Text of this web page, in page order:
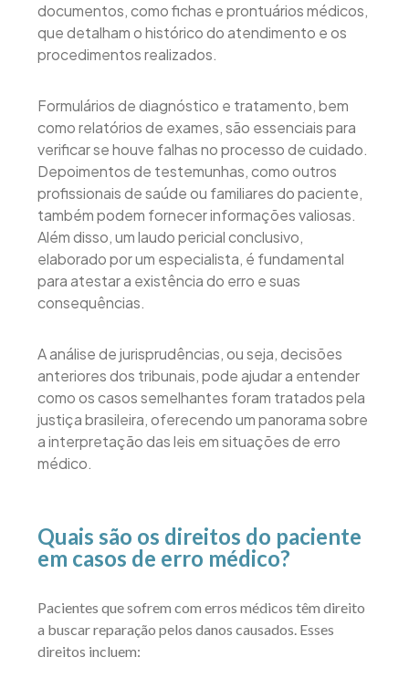
documentos, como fichas e prontuários médicos,
que detalham o histórico do atendimento e os
procedimentos realizados.
Formulários de diagnóstico e tratamento, bem
como relatórios de exames, são essenciais para
verificar se houve falhas no processo de cuidado.
Depoimentos de testemunhas, como outros
profissionais de saúde ou familiares do paciente,
também podem fornecer informações valiosas.
Além disso, um laudo pericial conclusivo,
elaborado por um especialista, é fundamental
para atestar a existência do erro e suas
consequências.
A análise de jurisprudências, ou seja, decisões
anteriores dos tribunais, pode ajudar a entender
como os casos semelhantes foram tratados pela
justiça brasileira, oferecendo um panorama sobre
a interpretação das leis em situações de erro
médico.
Quais são os direitos do paciente
em casos de erro médico?
Pacientes que sofrem com erros médicos têm direito
a buscar reparação pelos danos causados. Esses
direitos incluem: